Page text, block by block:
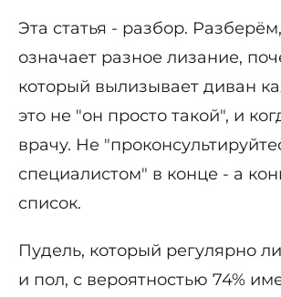
Эта статья - разбор.
означает разное лизание,
который вылизывает диван
это не "он просто такой", и
врачу. Не
специалистом" в конце - а
список.
Пудель, который регулярно
и пол, с вероятностью 74%